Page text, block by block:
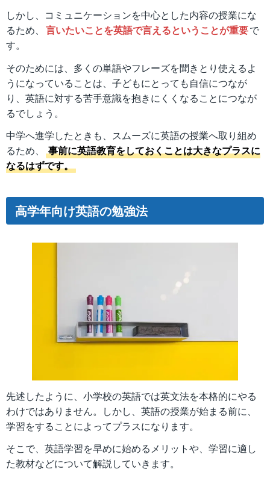
しかし、コミュニケーションを中心とした内容の授業にな
るため、 言いたいことを英語で言えるということが重要で
す。
そのためには、多くの単語やフレーズを聞きとり使えるよ
うになっていることは、子どもにとっても自信につなが
り、英語に対する苦手意識を抱きにくくなることにつなが
るでしょう。
中学へ進学したときも、スムーズに英語の授業へ取り組め
るため、
事前に英語教育をしておくことは大きなプラスに
なるはずです。
高学年向け英語の勉強法
先述したように、小学校の英語では英文法を本格的にやる
わけではありません。しかし、英語の授業が始まる前に、
学習をすることによってプラスになります。
そこで、英語学習を早めに始めるメリットや、学習に適し
た教材などについて解説していきます。